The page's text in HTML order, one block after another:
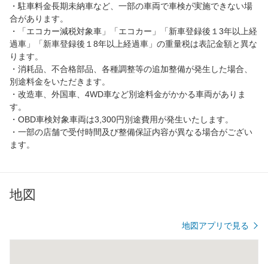
・駐車料金長期未納車など、一部の車両で車検が実施できない場
合があります。
・「エコカー減税対象車」「エコカー」「新車登録後１3年以上経
過車」「新車登録後１8年以上経過車」の重量税は表記金額と異な
ります。
・消耗品、不合格部品、各種調整等の追加整備が発生した場合、
別途料金をいただきます。
・改造車、外国車、4WD車など別途料金がかかる車両がありま
す。
・OBD車検対象車両は3,300円別途費用が発生いたします。
・一部の店舗で受付時間及び整備保証内容が異なる場合がござい
ます。
地図
地図アプリで見る